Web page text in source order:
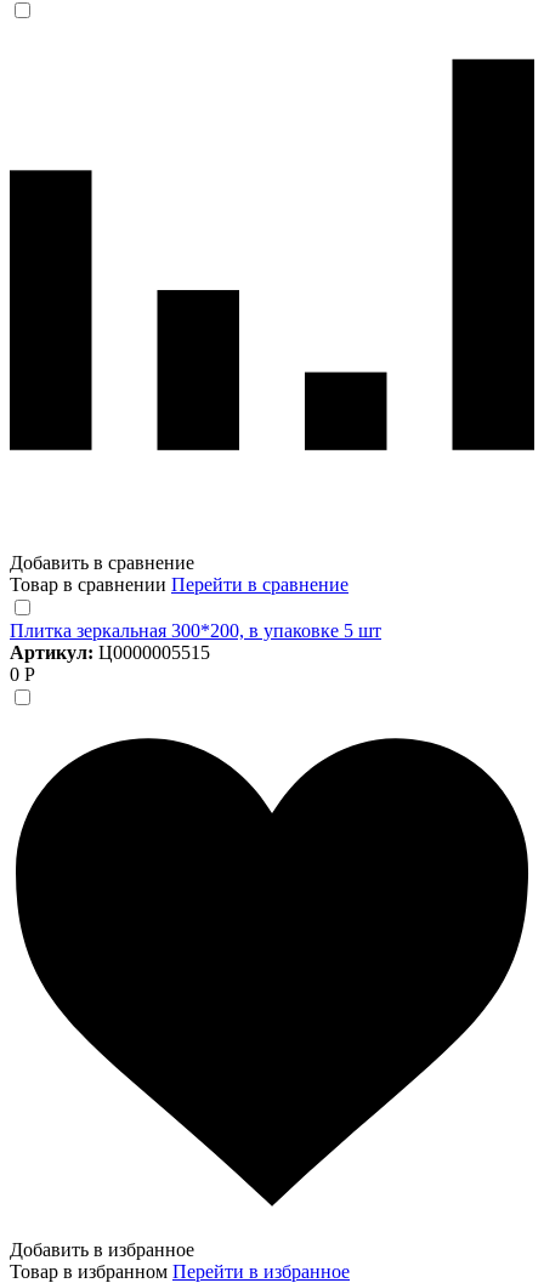
Добавить в сравнение
Товар в сравнении Перейти в сравнение
Плитка зеркальная 300*200, в упаковке 5 шт
Артикул: Ц0000005515
0 Р
Добавить в избранное
Товар в избранном Перейти в избранное